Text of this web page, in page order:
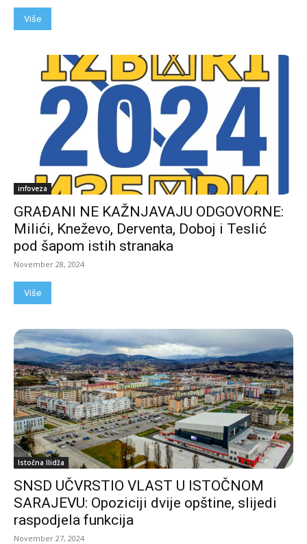
Više
infoveza
GRAĐANI NE KAŽNJAVAJU ODGOVORNE:
Milići, Kneževo, Derventa, Doboj i Teslić
pod šapom istih stranaka
November 28, 2024
Više
Istočna Ilidža
SNSD UČVRSTIO VLAST U ISTOČNOM
SARAJEVU: Opoziciji dvije opštine, slijedi
raspodjela funkcija
November 27, 2024